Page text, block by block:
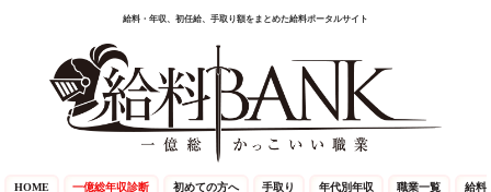
給料・年収、初任給、手取り額をまとめた給料ポータルサイト
HOME 一億総年収診断 初めての方へ 手取り 年代別年収 職業一覧 給料